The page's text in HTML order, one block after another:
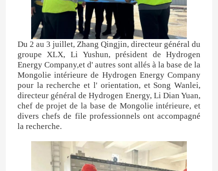
Du 2 au 3 juillet, Zhang Qingjin, directeur général du
groupe XLX, Li Yushun, président de Hydrogen
Energy Company,et d' autres sont allés à la base de la
Mongolie intérieure de Hydrogen Energy Company
pour la recherche et l' orientation, et Song Wanlei,
directeur général de Hydrogen Energy, Li Dian Yuan,
chef de projet de la base de Mongolie intérieure, et
divers chefs de file professionnels ont accompagné
la recherche.